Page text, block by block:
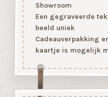
Showroom
Een gegraveerde
beeld uniek
Cadeauverpakking
kaartje is mogelijk